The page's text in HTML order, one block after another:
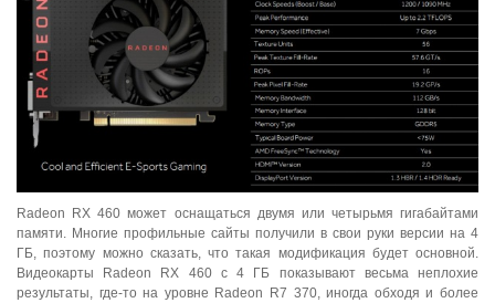
Radeon RX 460 может оснащаться двумя или четырьмя гигабайтами
памяти. Многие профильные сайты получили в свои руки версии на 4
ГБ, поэтому можно сказать, что такая модификация будет основной.
Видеокарты Radeon RX 460 с 4 ГБ показывают весьма неплохие
результаты, где-то на уровне Radeon R7 370, иногда обходя и более